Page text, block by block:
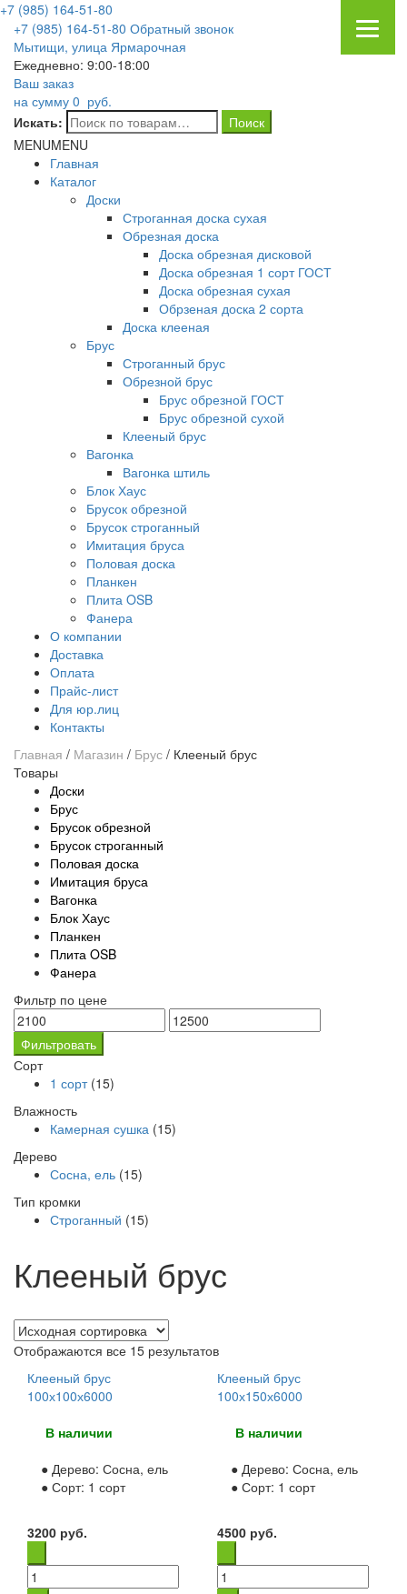
+7 (985) 164-51-80
+7 (985) 164-51-80 Обратный звонок
Мытищи, улица Ярмарочная
Ежедневно: 9:00-18:00
Ваш заказ
на сумму 0 руб.
Искать:
MENUMENU
Главная
Каталог
Доски
Строганная доска сухая
Обрезная доска
Доска обрезная дисковой
Доска обрезная 1 сорт ГОСТ
Доска обрезная сухая
Обрзеная доска 2 сорта
Доска клееная
Брус
Строганный брус
Обрезной брус
Брус обрезной ГОСТ
Брус обрезной сухой
Клееный брус
Вагонка
Вагонка штиль
Блок Хаус
Брусок обрезной
Брусок строганный
Имитация бруса
Половая доска
Планкен
Плита OSB
Фанера
О компании
Доставка
Оплата
Прайс-лист
Для юр.лиц
Контакты
Главная / Магазин / Брус / Клееный брус
Товары
Доски
Брус
Брусок обрезной
Брусок строганный
Половая доска
Имитация бруса
Вагонка
Блок Хаус
Планкен
Плита OSB
Фанера
Фильтр по цене
Фильтровать
Сорт
1 сорт (15)
Влажность
Камерная сушка (15)
Дерево
Сосна, ель (15)
Тип кромки
Строганный (15)
Клееный брус
Ель, сосна(73)
Лиственница
Осина(5)
Обрезной(38)
-(0)
С(0)
Отображаются все 15 результатов
Клееный брус
100х100х6000
В наличии
● Дерево: Сосна, ель
● Сорт: 1 сорт
3200 руб.
Клееный брус
100х150х6000
В наличии
● Дерево: Сосна, ель
● Сорт: 1 сорт
4500 руб.